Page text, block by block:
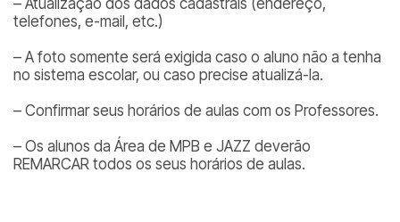
– Atualização dos dados cadastrais (endereço,
telefones, e-mail, etc.)
– A foto somente será exigida caso o aluno não a tenha
no sistema escolar, ou caso precise atualizá-la.
– Confirmar seus horários de aulas com os Professores.
– Os alunos da Área de MPB e JAZZ deverão
REMARCAR todos os seus horários de aulas.